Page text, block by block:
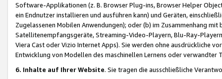
Software-Applikationen (z. B. Browser Plug-ins, Browser Helper
ein Endnutzer installieren und ausführen kann) und Geräten,
Zugelassenen Mobilen Anwendungen); oder (b) im Zusammenhang
Satellitenempfangsgeräte, Streaming-Video-Playern, Blu-Ray-
Viera Cast oder Vizio Internet Apps). Sie werden ohne ausdrückliche
Entwicklung von Modellen des maschinellen Lernens oder
6. Inhalte auf Ihrer Website. Sie tragen die ausschließliche